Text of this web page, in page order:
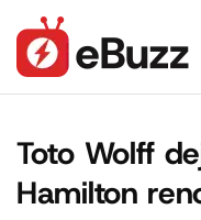
Toto Wolff
Hamilton